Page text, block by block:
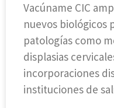
Vacúname CIC
nuevos biológicos
patologías como
displasias
incorporaciones
instituciones de